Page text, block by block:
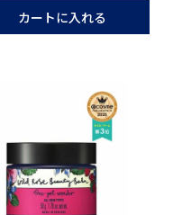
カートに入れる